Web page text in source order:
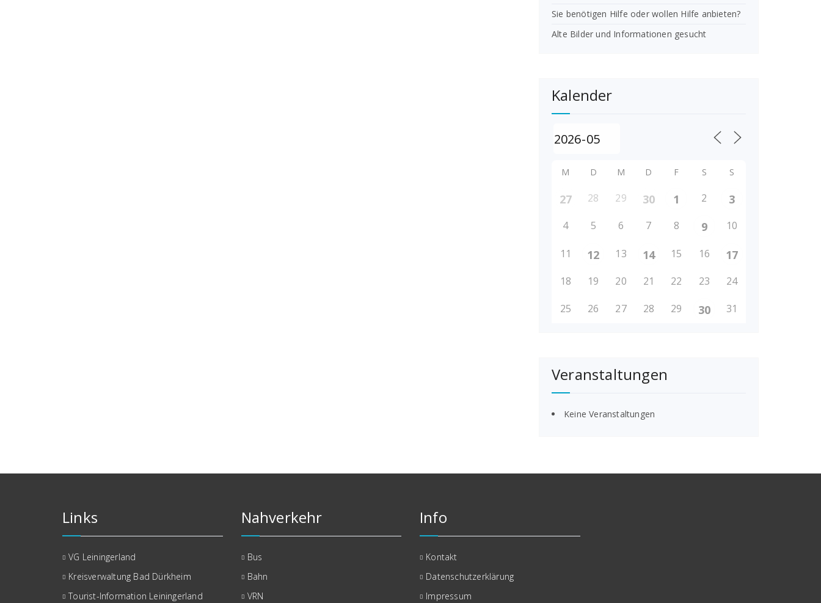
Sie benötigen Hilfe oder wollen Hilfe anbieten?
Alte Bilder und Informationen gesucht
Kalender
M D M D F S S
27 28 29 30 1 2 3
4 5 6 7 8 9 10
11 12 13 14 15 16 17
18 19 20 21 22 23 24
25 26 27 28 29 30 31
Veranstaltungen
Keine Veranstaltungen
Links
VG Leiningerland
Kreisverwaltung Bad Dürkheim
Tourist-Information Leiningerland
Nahverkehr
Bus
Bahn
VRN
Info
Kontakt
Datenschutzerklärung
Impressum